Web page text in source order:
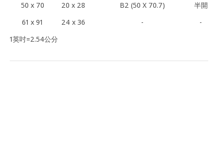
50 x 70
20 x 28 B2 (50 X 70.7)
半開
61 x 91
24 x 36 -
-
1英吋=2.54公分